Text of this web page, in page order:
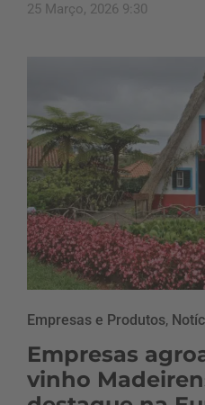
25 Março, 2026 9:30
Empresas e Produtos,
Empresas
vinho